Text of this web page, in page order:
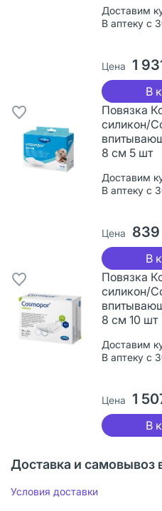
Доставим
В аптеку с
Цена 1
В
Повязка
силикон/
8 см 5 шт
Доставим
В аптеку с
Цена
В
Повязка
силикон/
8 см 10 шт
Доставим
В аптеку с
Цена 1
В
Доставка и самовывоз
Условия доставки